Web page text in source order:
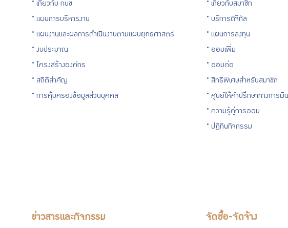
สำหรับ
ศูนย์ให้
เกี่ยวกับ กบข.
แผนการบริหารงาน
แผนงานและผลการดำเนินงานตามแผนยุทธศาสตร์
งบประมาณ
โครงสร้างองค์กร
สถิติสำคัญ
การคุ้มครองข้อมูลส่วนบุคคล
เกี่ยวกับสมาชิก
บริการดิจิทัล
แผนการลงทุน
ออมเพิ่ม
ออมต่อ
สิทธิพิเศษสำหรับสมาชิก
ศูนย์ให้คำปรึกษาทางการเงิน
ความรู้คู่การออม
ปฏิทินกิจกรรม
ข่าวสารและกิจกรรม จัดซื้อ-จัดจ้าง